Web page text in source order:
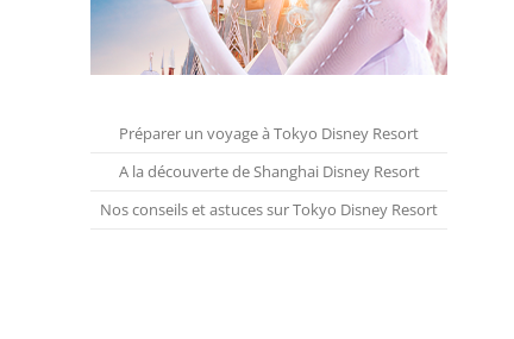
Préparer un voyage à Tokyo Disney Resort
A la découverte de Shanghai Disney Resort
Nos conseils et astuces sur Tokyo Disney Resort